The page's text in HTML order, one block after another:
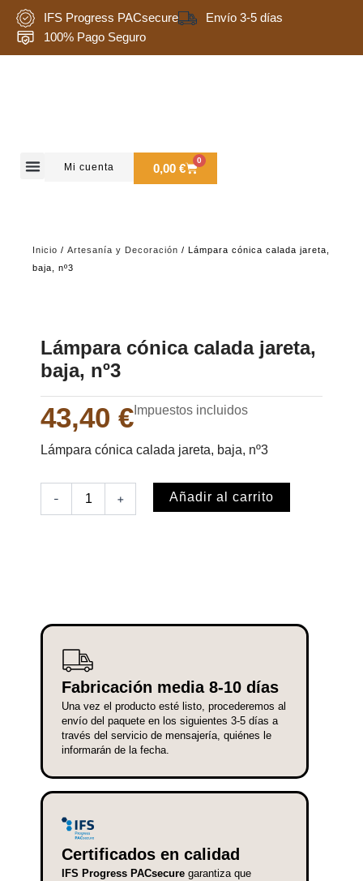
contenido
IFS Progress PACsecure
Envío 3-5 días
100% Pago Seguro
Mi cuenta 0,00€
0
Carrito
Inicio / Artesanía y Decoración / Lámpara cónica calada jareta,
baja, nº3
Lámpara cónica calada jareta,
baja, nº3
43,40 € Impuestos incluidos
Lámpara cónica calada jareta, baja, nº3
- + Añadir al carrito
Fabricación media 8-10 días
Una vez el producto esté listo, procederemos al
envío del paquete en los siguientes 3-5 días a
través del servicio de mensajería, quiénes le
informarán de la fecha.
Certificados en calidad
IFS Progress PACsecure garantiza que